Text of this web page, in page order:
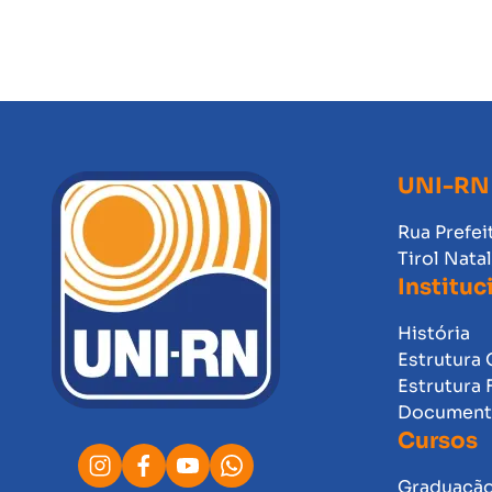
UNI-RN
Rua
Tirol
História
Estrutura
Estrutura
Cursos